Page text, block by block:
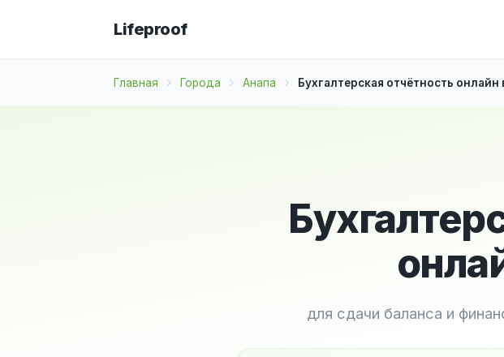
Lifeproof
Главная Города Анапа Бухгалтерская отчётность онлайн
для сдачи баланса и